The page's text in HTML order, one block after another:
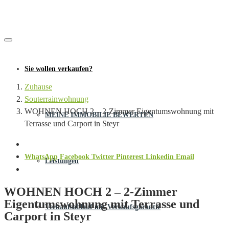
Sie wollen verkaufen?
MEINE IMMOBILIE BEWERTEN
Leistungen
Verkaufsablauf mit Verkaufsgarantie
Zuhause
Souterrainwohnung
WOHNEN HOCH 2 – 2-Zimmer Eigentumswohnung mit
Terrasse und Carport in Steyr
WhatsApp Facebook Twitter Pinterest Linkedin Email
WOHNEN HOCH 2 – 2-Zimmer
Eigentumswohnung mit Terrasse und
Carport in Steyr